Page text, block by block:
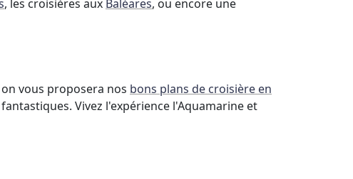
, les croisières aux Baléares, ou encore une
vous proposera nos bons plans de croisière en
fantastiques. Vivez l'expérience l'Aquamarine et